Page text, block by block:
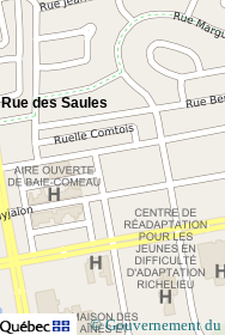
Rue des Saules
© Gouvernement du